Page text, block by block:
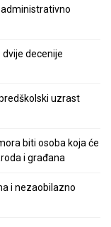
dvije decenije
uzrast
biti osoba koja će
i građana
i nezaobilazno